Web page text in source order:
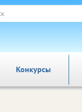
Конкурсы